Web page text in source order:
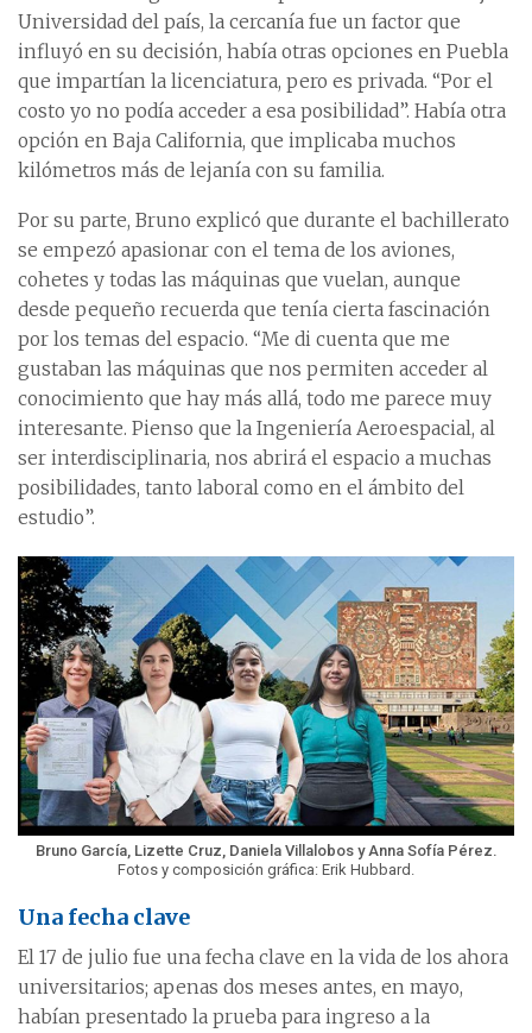
Universidad del país, la cercanía fue un factor que
influyó en su decisión, había otras opciones en Puebla
que impartían la licenciatura, pero es privada. “Por el
costo yo no podía acceder a esa posibilidad”. Había otra
opción en Baja California, que implicaba muchos
kilómetros más de lejanía con su familia.
Por su parte, Bruno explicó que durante el bachillerato
se empezó apasionar con el tema de los aviones,
cohetes y todas las máquinas que vuelan, aunque
desde pequeño recuerda que tenía cierta fascinación
por los temas del espacio. “Me di cuenta que me
gustaban las máquinas que nos permiten acceder al
conocimiento que hay más allá, todo me parece muy
interesante. Pienso que la Ingeniería Aeroespacial, al
ser interdisciplinaria, nos abrirá el espacio a muchas
posibilidades, tanto laboral como en el ámbito del
estudio”.
Bruno García, Lizette Cruz, Daniela Villalobos y Anna Sofía Pérez.
Fotos y composición gráfica: Erik Hubbard.
Una fecha clave
El 17 de julio fue una fecha clave en la vida de los ahora
universitarios; apenas dos meses antes, en mayo,
habían presentado la prueba para ingreso a la